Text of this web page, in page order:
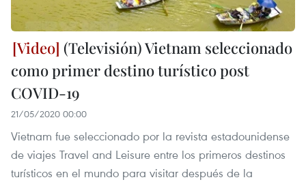
(Televisión) Vietnam seleccionado
como primer destino turístico post
COVID-19
21/05/2020 00:00
Vietnam fue seleccionado por la revista estadounidense
de viajes Travel and Leisure entre los primeros destinos
turísticos en el mundo para visitar después de la